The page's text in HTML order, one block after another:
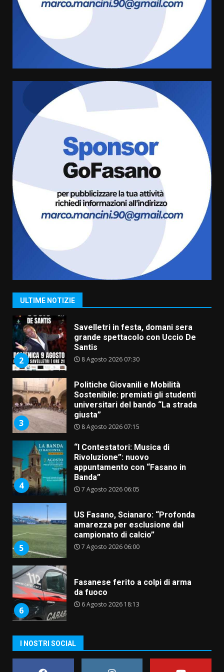
ULTIME NOTIZIE
US Fasano, Scianaro: “Profonda
amarezza per esclusione dal
campionato di calcio”
Fasanese ferito a colpi di arma
da fuoco
6 Agosto 2026 18:13
Carta d’identità: continua il piano
di aperture straordinarie del
Comune di Fasano
6 Agosto 2026 14:16
La Banda Città di Fasano apre
ufficialmente la Festa di
Savelletri
8 Agosto 2026 11:00
2
Savelletri in festa, domani sera
grande spettacolo con Uccio De
3
Politiche Giovanili e Mobilità
Sostenibile: premiati gli studenti
universitari del bando “La strada
giusta”
8 Agosto 2026 07:15
4
“I Contestatori: Musica di
Rivoluzione”: nuovo
appuntamento con “Fasano in
Banda”
7 Agosto 2026 06:05
5
US Fasano, Scianaro: “Profonda
amarezza per esclusione dal
campionato di calcio”
6
Fasanese ferito a colpi di arma
da fuoco
6 Agosto 2026 18:13
7
Carta d’identità: continua il piano
di aperture straordinarie del
Comune di Fasano
6 Agosto 2026 14:16
ufficialmente la Festa di
Savelletri
I NOSTRI SOCIAL